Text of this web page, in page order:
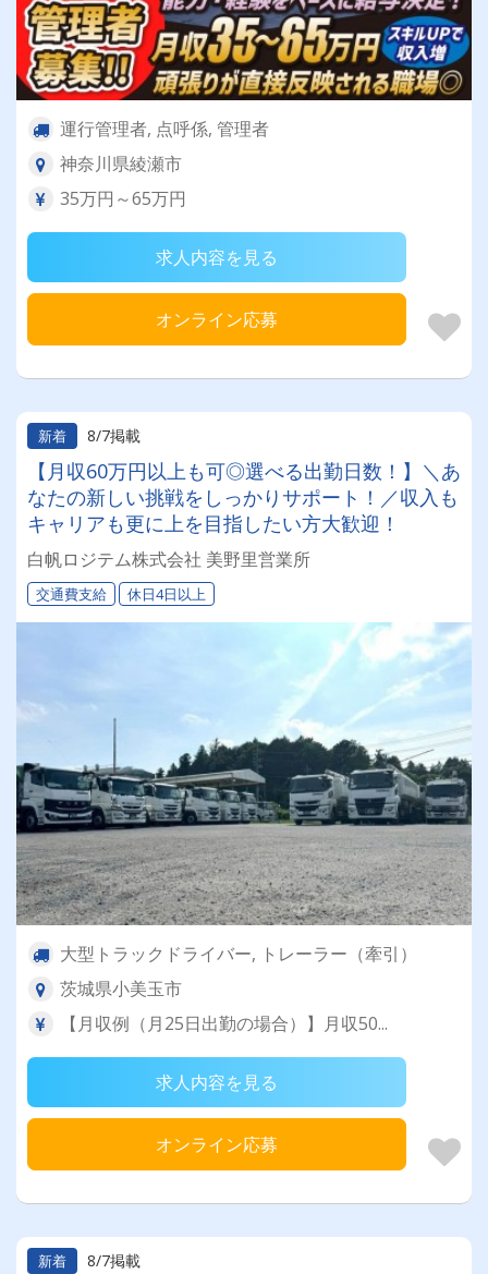
運行管理者, 点呼係, 管理者
神奈川県綾瀬市
35万円～65万円
求人内容を見る
オンライン応募
新着 8/7掲載
【月収60万円以上も可◎選べる出勤日数！】＼あ
なたの新しい挑戦をしっかりサポート！／収入も
キャリアも更に上を目指したい方大歓迎！
白帆ロジテム株式会社 美野里営業所
交通費支給 休日4日以上
大型トラックドライバー, トレーラー（牽引）
茨城県小美玉市
【月収例（月25日出勤の場合）】月収50...
求人内容を見る
オンライン応募
新着 8/7掲載